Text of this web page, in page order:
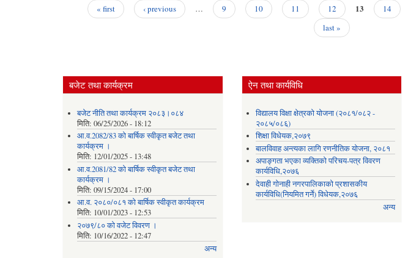
« first ‹ previous … 9 10 11 12 13 14
last »
बजेट तथा कार्यक्रम
बजेट नीति तथा कार्यक्रम २०८३।०८४
मिति: 06/25/2026 - 18:12
आ.व.2082/83 को बार्षिक स्वीकृत बजेट तथा
कार्यक्रम ।
मिति: 12/01/2025 - 13:48
आ.व.2081/82 को बार्षिक स्वीकृत बजेट तथा
कार्यक्रम ।
मिति: 09/15/2024 - 17:00
आ.व. २०८०/०८१ को बार्षिक स्वीकृत कार्यक्रम
मिति: 10/01/2023 - 12:53
२०७९/८० को वजेट विवरण ।
मिति: 10/16/2022 - 12:47
अन्य
ऐन तथा कार्यविधि
विद्यालय विक्षा क्षेत्रको योजना (२०८१/०८२ -
२०८५/०८६)
शिक्षा विधेयक,२०७९
बालविवाह अन्त्यका लागि रणनीतिक योजना, २०८१
अपाङ्गता भएका व्यक्तिको परिचय-पत्र विवरण
कार्यविधि,२०७६
देवाही गोनाही नगरपालिकाको प्रशासकीय
कार्यविधि(नियमित गर्ने) विधेयक,२०७६
अन्य